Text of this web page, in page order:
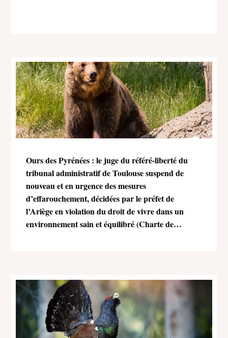
Ours des Pyrénées : le juge du référé-liberté du
tribunal administratif de Toulouse suspend de
nouveau et en urgence des mesures
d’effarouchement, décidées par le préfet de
l’Ariège en violation du droit de vivre dans un
environnement sain et équilibré (Charte de